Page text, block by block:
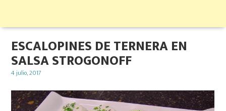
ESCALOPINES DE TERNERA EN
SALSA STROGONOFF
Posted
4 julio, 2017